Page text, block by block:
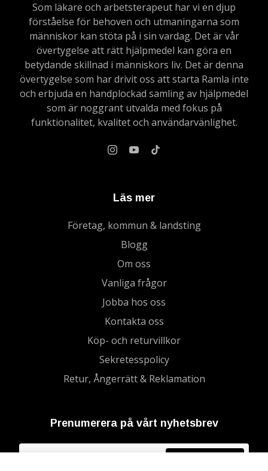
Som läkare och arbetsterapeut har vi en djup
förståelse för behoven och utmaningarna som
människor kan stöta på i sin vardag. Det är vår
övertygelse att rätt hjälpmedel kan göra en
betydande skillnad i människors liv. Det är denna
övertygelse som har drivit oss att starta Ramla inte
och erbjuda en handplockad samling av hjälpmedel
som är noggrant utvalda med fokus på
funktionalitet, kvalitet och användarvänlighet.
Läs mer
Företag, kommun & landsting
Blogg
Om oss
Vanliga frågor
Jobba hos oss
Kontakta oss
Köp- och returvillkor
Sekretesspolicy
Retur, Ångerrätt & Reklamation
Prenumerera på vårt nyhetsbrev